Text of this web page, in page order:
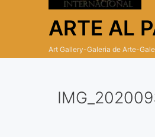
ARTE AL
Art Gallery-Galeria de Arte-